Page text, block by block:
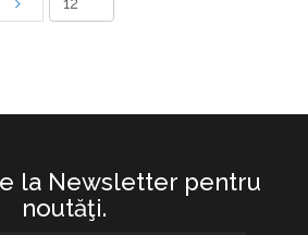
la Newsletter pentru
noutăţi.